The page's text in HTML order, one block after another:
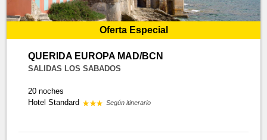
Oferta Especial
QUERIDA EUROPA MAD/BCN
SALIDAS LOS SABADOS
20 noches
Hotel Standard
Según itinerario